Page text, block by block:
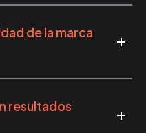
de la marca
resultados